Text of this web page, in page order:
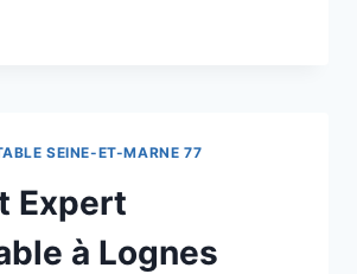
SEINE-ET-MARNE 77
Expert
à Lognes